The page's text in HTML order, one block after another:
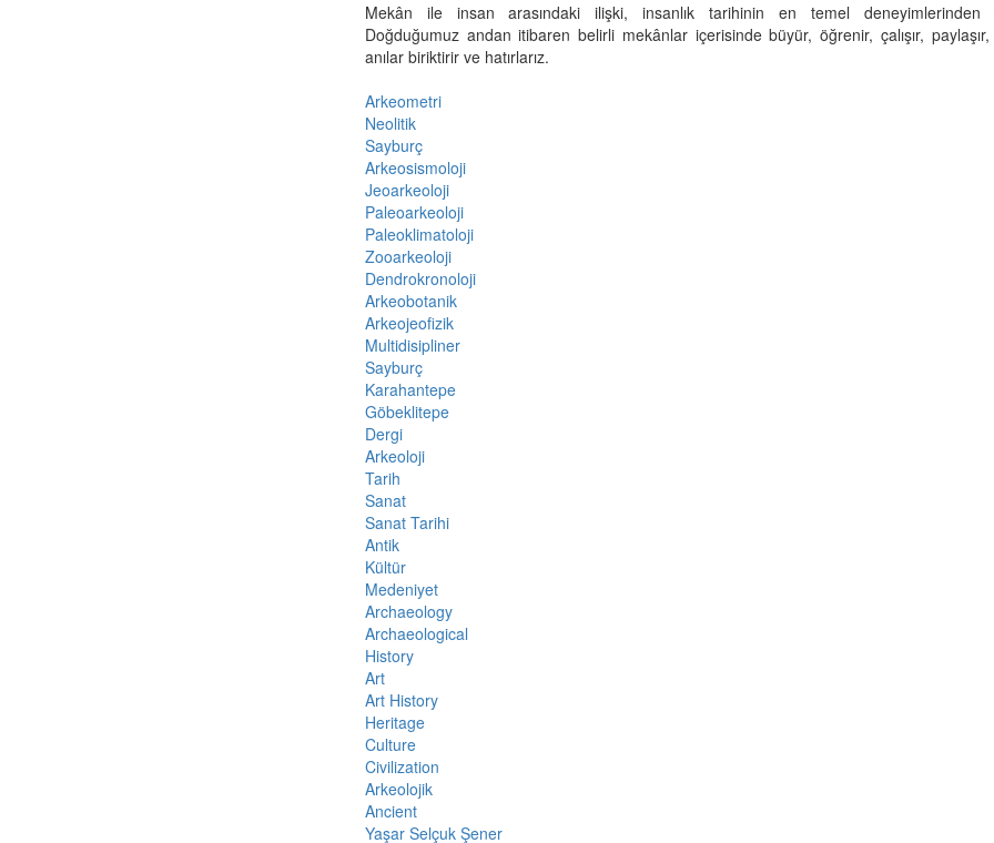
Mekân ile insan arasındaki ilişki, insanlık tarihinin en temel deneyimlerinden
Doğduğumuz andan itibaren belirli mekânlar içerisinde büyür, öğrenir, çalışır,
anılar biriktirir ve hatırlarız.
Arkeometri
Neolitik
Sayburç
Arkeosismoloji
Jeoarkeoloji
Paleoarkeoloji
Paleoklimatoloji
Zooarkeoloji
Dendrokronoloji
Arkeobotanik
Arkeojeofizik
Multidisipliner
Sayburç
Karahantepe
Göbeklitepe
Dergi
Arkeoloji
Tarih
Sanat
Sanat Tarihi
Antik
Kültür
Medeniyet
Archaeology
Archaeological
History
Art
Art History
Heritage
Culture
Civilization
Arkeolojik
Ancient
Yaşar Selçuk Şener